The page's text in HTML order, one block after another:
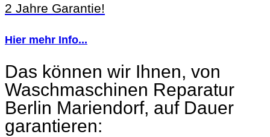
2 Jahre Garantie!
Hier mehr Info...
Das können wir Ihnen, von
Waschmaschinen Reparatur
Berlin Mariendorf, auf Dauer
garantieren: